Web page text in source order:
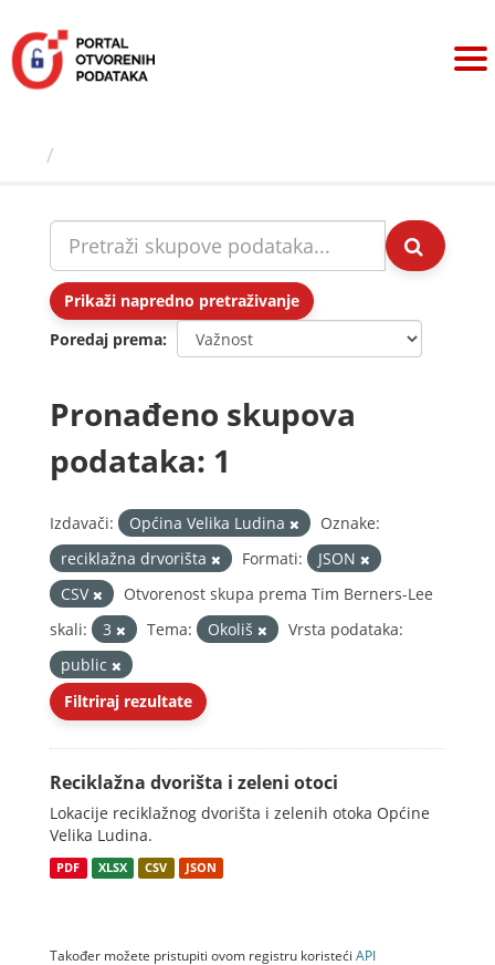
sadržaj
Prikaži napredno pretraživanje
Poredaj prema
Pronađeno skupova
podataka: 1
Izdavači: Općina Velika Ludina
Oznake:
reciklažna drvorišta
Formati:
JSON
CSV
Otvorenost skupa prema Tim Berners-Lee
skali:
3 Tema: Okoliš
Vrsta podataka:
public
Filtriraj rezultate
Reciklažna dvorišta i zeleni otoci
Lokacije reciklažnog dvorišta i zelenih otoka Općine
Velika Ludina.
PDF XLSX CSV JSON
Također možete pristupiti ovom registru koristeći API